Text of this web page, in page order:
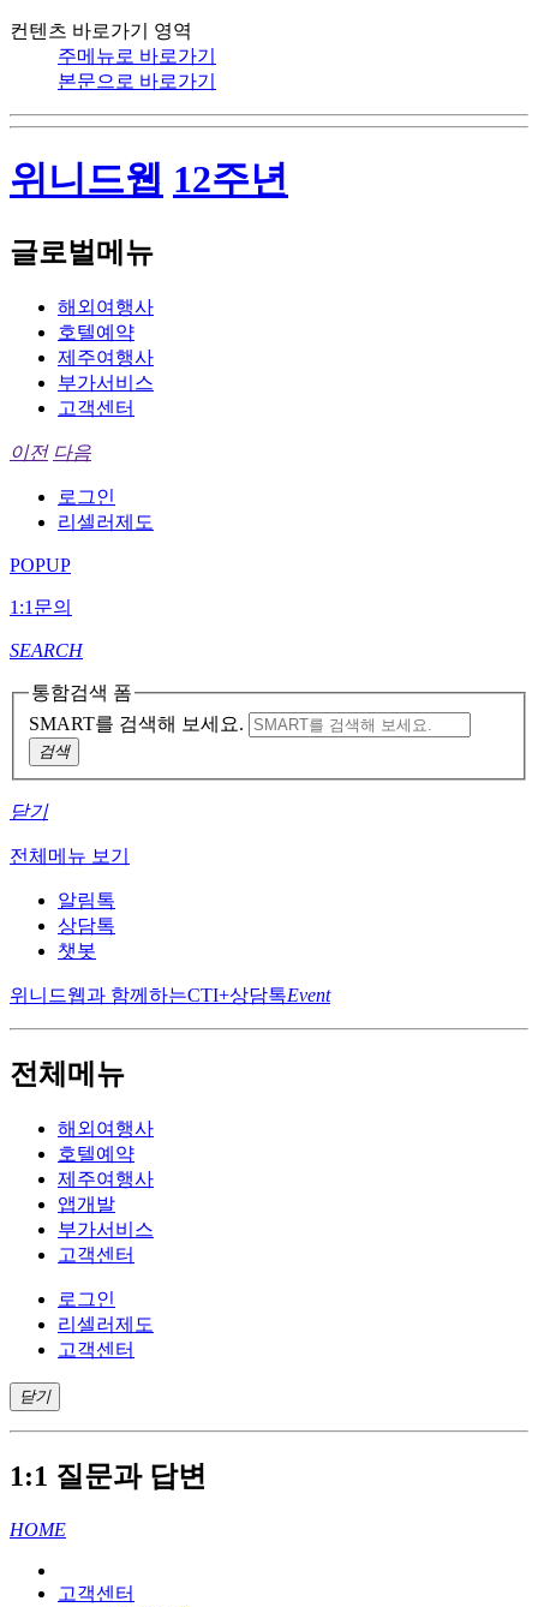
컨텐츠 바로가기 영역
주메뉴로 바로가기
본문으로 바로가기
위니드웹 12주년
글로벌메뉴
해외여행사
호텔예약
제주여행사
부가서비스
고객센터
이전 다음
로그인
리셀러제도
POPUP
1:1문의
SEARCH
통함검색 폼
SMART를 검색해 보세요.
검색
닫기
전체메뉴 보기
알림톡
상담톡
챗봇
위니드웹과 함께하는CTI+상담톡Event
전체메뉴
해외여행사
호텔예약
제주여행사
앱개발
부가서비스
고객센터
로그인
리셀러제도
고객센터
닫기
1:1 질문과 답변
HOME
고객센터